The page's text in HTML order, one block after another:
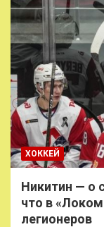
ХОККЕЙ
Никитин — о
что в
легионеров